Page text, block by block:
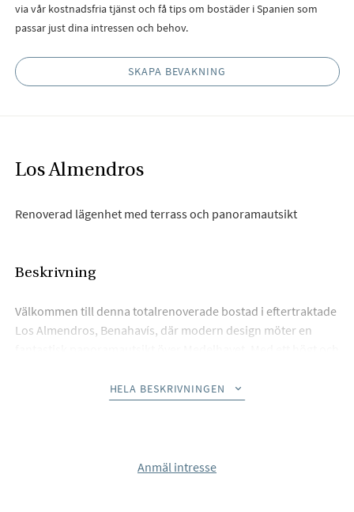
via vår kostnadsfria tjänst och få tips om bostäder i Spanien som
passar just dina intressen och behov.
SKAPA BEVAKNING
Los Almendros
Renoverad lägenhet med terrass och panoramautsikt
Beskrivning
Välkommen till denna totalrenoverade bostad i eftertraktade
Los Almendros, Benahavís, där modern design möter en
den generösa terrassen blir en självklar förlängning av
vardagsrum i en stilren och social miljö med noggrant
HELA BESKRIVNINGEN
Anmäl intresse